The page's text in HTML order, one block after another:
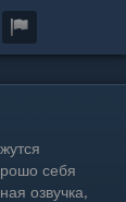
себя
озвучка,